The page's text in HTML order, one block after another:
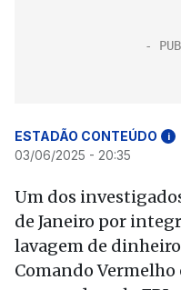
ESTADÃO CONTEÚDO i
03/06/2025 - 20:35
Um dos
de Janeiro por
lavagem de
Comando Vermelho